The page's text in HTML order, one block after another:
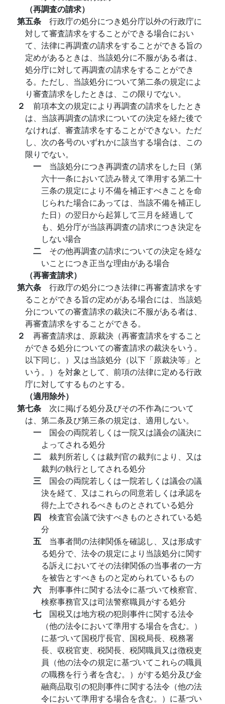
（再調査の請求）
第五条 行政庁の処分につき処分庁以外の行政庁に
対して審査請求をすることができる場合におい
て、法律に再調査の請求をすることができる旨の
定めがあるときは、当該処分に不服がある者は、
処分庁に対して再調査の請求をすることができ
る。ただし、当該処分について第二条の規定によ
り審査請求をしたときは、この限りでない。
２ 前項本文の規定により再調査の請求をしたとき
は、当該再調査の請求についての決定を経た後で
なければ、審査請求をすることができない。ただ
し、次の各号のいずれかに該当する場合は、この
限りでない。
一 当該処分につき再調査の請求をした日（第
六十一条において読み替えて準用する第二十
三条の規定により不備を補正すべきことを命
じられた場合にあっては、当該不備を補正し
た日）の翌日から起算して三月を経過して
も、処分庁が当該再調査の請求につき決定を
しない場合
二 その他再調査の請求についての決定を経な
いことにつき正当な理由がある場合
（再審査請求）
第六条 行政庁の処分につき法律に再審査請求をす
ることができる旨の定めがある場合には、当該処
分についての審査請求の裁決に不服がある者は、
再審査請求をすることができる。
２ 再審査請求は、原裁決（再審査請求をすること
ができる処分についての審査請求の裁決をいう。
以下同じ。）又は当該処分（以下「原裁決等」と
いう。）を対象として、前項の法律に定める行政
庁に対してするものとする。
（適用除外）
第七条 次に掲げる処分及びその不作為について
は、第二条及び第三条の規定は、適用しない。
一 国会の両院若しくは一院又は議会の議決に
よってされる処分
二 裁判所若しくは裁判官の裁判により、又は
裁判の執行としてされる処分
三 国会の両院若しくは一院若しくは議会の議
決を経て、又はこれらの同意若しくは承認を
得た上でされるべきものとされている処分
四 検査官会議で決すべきものとされている処
分
五 当事者間の法律関係を確認し、又は形成す
る処分で、法令の規定により当該処分に関す
る訴えにおいてその法律関係の当事者の一方
を被告とすべきものと定められているもの
六 刑事事件に関する法令に基づいて検察官、
検察事務官又は司法警察職員がする処分
七 国税又は地方税の犯則事件に関する法令
（他の法令において準用する場合を含む。）
に基づいて国税庁長官、国税局長、税務署
長、収税官吏、税関長、税関職員又は徴税吏
員（他の法令の規定に基づいてこれらの職員
の職務を行う者を含む。）がする処分及び金
融商品取引の犯則事件に関する法令（他の法
令において準用する場合を含む。）に基づい